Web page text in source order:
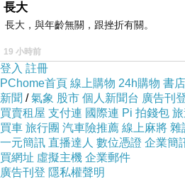
窈窕的身材,可掏的笑容,平易
難怪世界各地都有瘋狂追求者.
(請參考<羅馬假期台灣版
http://
3/3729735/
你又是那種咖啡呢?
長大
長大，與年齡無關，跟挫折有關。
19 小時前
登入 註冊
PChome首頁 線上購物 24h購物 書店
新聞 /氣象 股市 個人新聞台 廣告刊
買賣租屋 支付連 國際連 Pi 拍錢包
買車 旅行團 汽車險推薦 線上麻將 雜
一元簡訊 直播達人 數位憑證 企業簡
買網址 虛擬主機 企業郵件
廣告刊登 隱私權聲明